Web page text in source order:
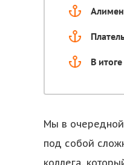
В итоге
Мы в очередной
под собой
коллега,